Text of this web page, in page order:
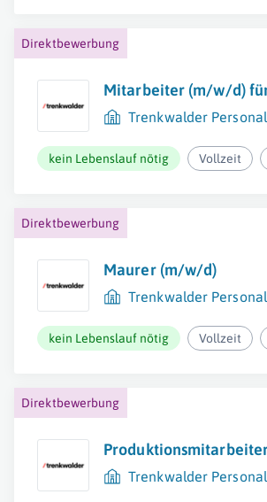
Direktbewerbung
Mitarbeiter (m/w/d)
Trenkwalder
kein Lebenslauf nötig Vollzeit
Direktbewerbung
Maurer (m/w/d)
Trenkwalder
kein Lebenslauf nötig Vollzeit
Direktbewerbung
Trenkwalder